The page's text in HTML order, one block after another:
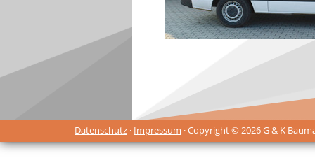
Datenschutz · Impressum · Copyright © 2026 G & K